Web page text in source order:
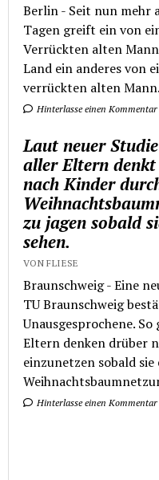
Berlin - Seit nun mehr
Tagen greift ein von
Verrückten alten
Land ein anderes von
verrückten alten
Hinterlasse einen Kommentar
Laut neuer
aller Eltern
nach Kinder
zu jagen sobald
sehen.
VON FLIESE
Braunschweig - Eine
TU Braunschweig
Unausgesprochene.
Eltern denken drüber
einzunetzen sobald sie
Hinterlasse einen Kommentar